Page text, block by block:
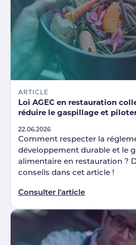
ARTICLE
Loi AGEC en restauration
réduire le gaspillage et
Published
22.06.2026
Comment respecter la
développement durable et le
alimentaire en restauration ?
conseils dans cet article !
Consulter l'article